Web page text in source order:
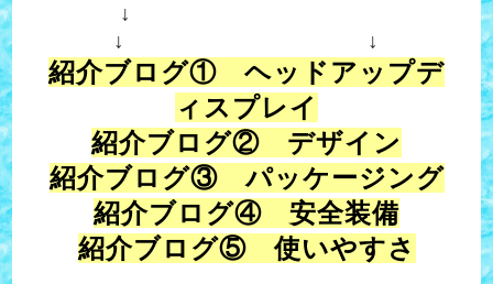
↓
↓ ↓
紹介ブログ① ヘッドアップデ
ィスプレイ
紹介ブログ② デザイン
紹介ブログ③ パッケージング
紹介ブログ④ 安全装備
紹介ブログ⑤ 使いやすさ